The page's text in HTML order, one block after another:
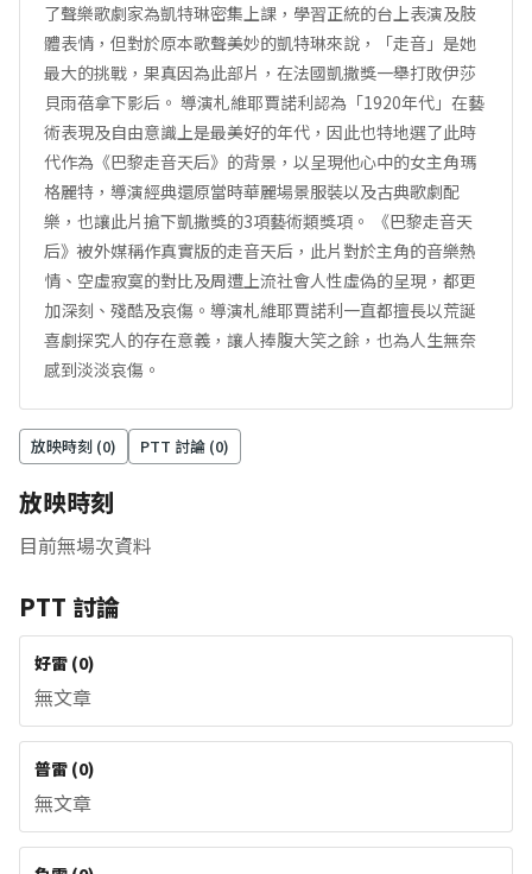
了聲樂歌劇家為凱特琳密集上課，學習正統的台上表演及肢
體表情，但對於原本歌聲美妙的凱特琳來說，「走音」是她
最大的挑戰，果真因為此部片，在法國凱撒獎一舉打敗伊莎
貝雨蓓拿下影后。 導演札維耶賈諾利認為「1920年代」在藝
術表現及自由意識上是最美好的年代，因此也特地選了此時
代作為《巴黎走音天后》的背景，以呈現他心中的女主角瑪
格麗特，導演經典還原當時華麗場景服裝以及古典歌劇配
樂，也讓此片搶下凱撒獎的3項藝術類獎項。 《巴黎走音天
后》被外媒稱作真實版的走音天后，此片對於主角的音樂熱
情、空虛寂寞的對比及周遭上流社會人性虛偽的呈現，都更
加深刻、殘酷及哀傷。導演札維耶賈諾利一直都擅長以荒誕
喜劇探究人的存在意義，讓人捧腹大笑之餘，也為人生無奈
感到淡淡哀傷。
放映時刻 (0) PTT 討論 (0)
放映時刻
目前無場次資料
PTT 討論
好雷 (0)
無文章
普雷 (0)
無文章